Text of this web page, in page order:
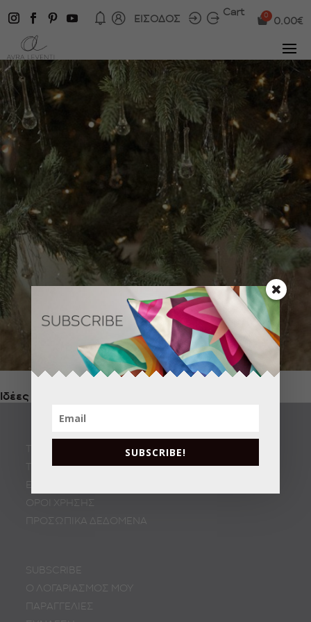
ΕΙΣΟΔΟΣ
Cart
0.00€
Ιδέες για Χριστουγεννιάτικη Διακόσμηση Δέντρου
ΤΡΟΠΟΙ ΑΠΟΣΤΟΛΗΣ
ΤΡΟΠΟΙ ΠΛΗΡΩΜΗΣ
ΕΠΙΣΤΡΟΦΕΣ
ΟΡΟΙ ΧΡΗΣΗΣ
ΠΡΟΣΩΠΙΚA ΔΕΔΟΜΕΝA
SUBSCRIBE
Ο ΛΟΓΑΡΙΑΣΜΟΣ ΜΟΥ
ΠΑΡΑΓΓΕΛΙΕΣ
SUBSCRIBE!